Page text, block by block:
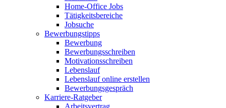
Home-Office Jobs
Tätigkeitsbereiche
Jobsuche
Bewerbungstipps
Bewerbung
Bewerbungsschreiben
Motivationsschreiben
Lebenslauf
Lebenslauf online erstellen
Bewerbungsgespräch
Karriere-Ratgeber
Arbeitsvertrag